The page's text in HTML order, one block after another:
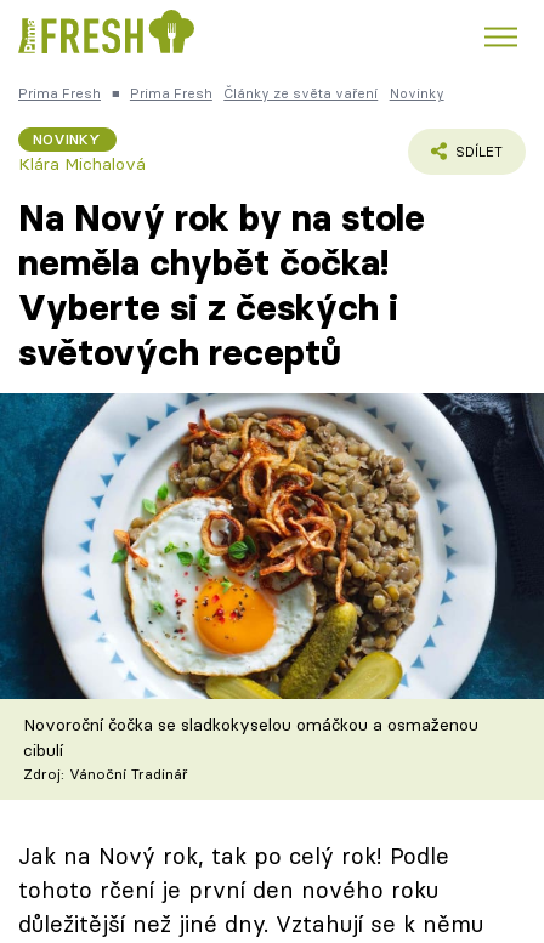
Česká kuchyně
Témata
Recepty
Články
TV Program
Škola vaření
Recepty z TV
Speciál: Cuketa
Těhotnej kuchař
Sledujte prima+
Přihlášení
Prima Fresh ■ Prima Fresh Články ze světa vaření Novinky
NOVINKY
Klára Michalová
SDÍLET
Na Nový rok by na stole
neměla chybět čočka!
Vyberte si z českých i
světových receptů
Novoroční čočka se sladkokyselou omáčkou a osmaženou
cibulí
Zdroj: Vánoční Tradinář
Jak na Nový rok, tak po celý rok! Podle
tohoto rčení je první den nového roku
důležitější než jiné dny. Vztahují se k němu